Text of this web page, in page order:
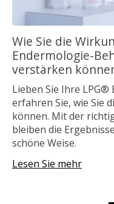
Wie Sie die
Endermologie-
verstärken
Lieben Sie Ihre
erfahren Sie, wie Sie
können. Mit der
bleiben die
schöne Weise.
Lesen Sie mehr